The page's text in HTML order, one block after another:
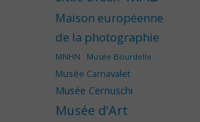
Maison européenne
de la photographie
MNHN Musée Bourdelle
Musée Carnavalet
Musée Cernuschi
Musée d'Art